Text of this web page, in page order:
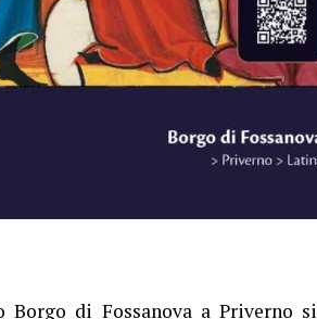
Borgo di Fossanova a Priverno si